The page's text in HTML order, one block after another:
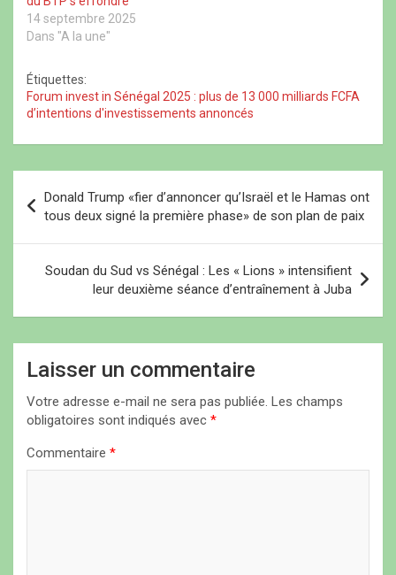
e
l
l
e
n
ê
t
r
e
ê
t
e
t
r
e
e
)
14 septembre 2025
Dans "A la une"
Étiquettes:
Forum invest in Sénégal 2025 : plus de 13 000 milliards FCFA
d’intentions d'investissements annoncés
v
Donald Trump «fier d’annoncer qu’Israël et le Hamas ont
tous deux signé la première phase» de son plan de paix
Soudan du Sud vs Sénégal : Les « Lions » intensifient
leur deuxième séance d’entraînement à Juba
Laisser un commentaire
Votre adresse e-mail ne sera pas publiée. Les champs
obligatoires sont indiqués avec *
Commentaire *